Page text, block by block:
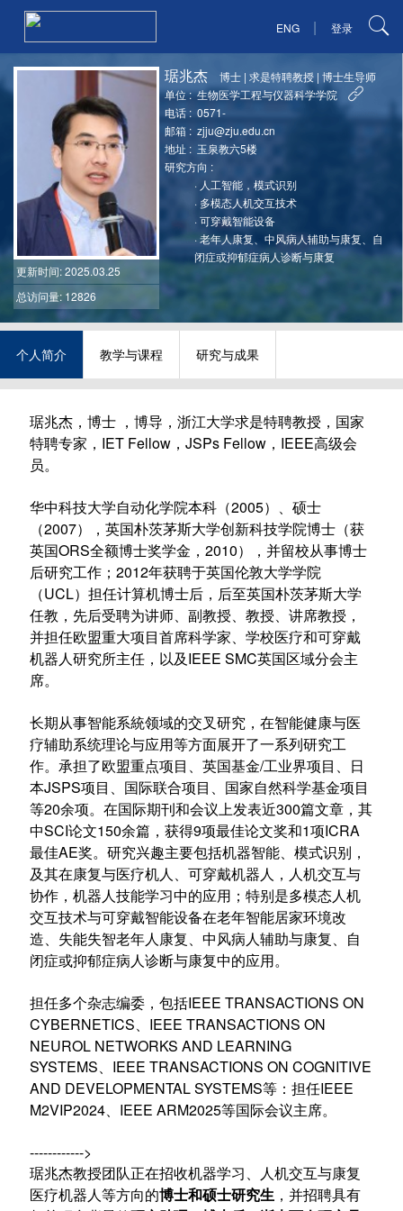
ENG | 登录
更新时间: 2025.03.25
总访问量: 12826
琚兆杰 博士 |求是特聘教授 |博士生导师
单位 : 生物医学工程与仪器科学学院
电话 : 0571-
邮箱 : zjju@zju.edu.cn
地址 : 玉泉教六5楼
研究方向 :
· 人工智能，模式识别
· 多模态人机交互技术
·可穿戴智能设备
·老年人康复、中风病人辅助与康复、自
闭症或抑郁症病人诊断与康复
个人简介 教学与课程 研究与成果
琚兆杰，博士 ，博导，浙江大学求是特聘教授，国家
特聘专家， IET Fellow，JSPs Fellow，IEEE高级会
员。
华中科技大学自动化学院本科（2005）、硕士
（2007）， 英国朴茨茅斯大学创新科技学院博士（获
英国ORS全额博士奖学金，2010），并留校从事博士
后研究工作；2012年获聘于英国伦敦大学学院
（UCL）担任计算机博士后，后至英国朴茨茅斯大学
任教，先后受聘为讲师、副教授、教授、讲席教授，
并担任欧盟重大项目首席科学家、学校医疗和可穿戴
机器人研究所主任，以及IEEE SMC英国区域分会主
席。
长期从事智能系統领域的交叉研究，在智能健康与医
疗辅助系统理论与应用等方面展开了一系列研究工
作。承担了欧盟重点项目、英国基金/工业界项目、 日
本JSPS项目、 国际联合项目、 国家自然科学基金项目
等20余项。在国际期刊和会议上发表近300篇文章，其
中SCI论文150余篇，获得9项最佳论文奖和1项ICRA
最佳AE奖。研究兴趣主要包括机器智能、模式识别，
及其在康复与医疗机人、可穿戴机器人，人机交互与
协作，机器人技能学习中的应用；特别是多模态人机
交互技术与可穿戴智能设备在老年智能居家环境改
造、失能失智老年人康复、中风病人辅助与康复、自
闭症或抑郁症病人诊断与康复中的应用。
担任多个杂志编委，包括IEEE TRANSACTIONS ON
CYBERNETICS、IEEE TRANSACTIONS ON
NEUROL NETWORKS AND LEARNING
SYSTEMS、IEEE TRANSACTIONS ON COGNITIVE
AND DEVELOPMENTAL SYSTEMS等：担任IEEE
M2VIP2024、IEEE ARM2025等国际会议主席。
------------>
琚兆杰教授团队正在招收机器学习、人机交互与康复
医疗机器人等方向的博士和硕士研究生 ，并招聘具有